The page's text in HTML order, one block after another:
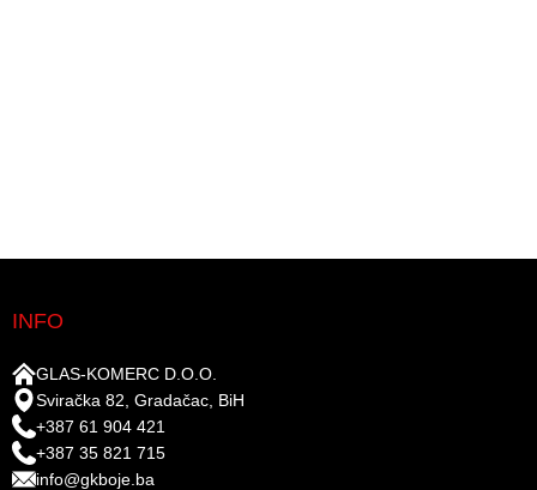
INFO
GLAS-KOMERC D.O.O.
Sviračka 82, Gradačac, BiH
+387 61 904 421
+387 35 821 715
info@gkboje.ba